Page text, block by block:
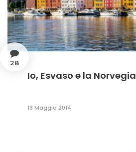
28
Io, Esvaso e la Norvegia
13 Maggio 2014